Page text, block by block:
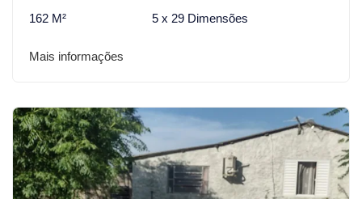
162 M² 5 x 29 Dimensões
Mais informações